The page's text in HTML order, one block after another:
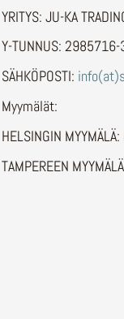
YRITYS: JU-KA
Y-TUNNUS: 2985716-
SÄHKÖPOSTI:
Myymälät:
HELSINGIN
TAMPEREEN